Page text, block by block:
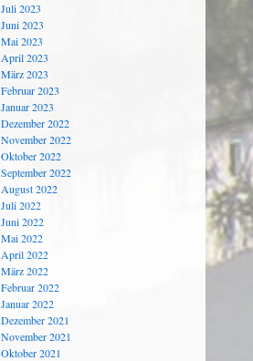
Juli 2023
Juni 2023
Mai 2023
April 2023
März 2023
Februar 2023
Januar 2023
Dezember 2022
November 2022
Oktober 2022
September 2022
August 2022
Juli 2022
Juni 2022
Mai 2022
April 2022
März 2022
Februar 2022
Januar 2022
Dezember 2021
November 2021
Oktober 2021